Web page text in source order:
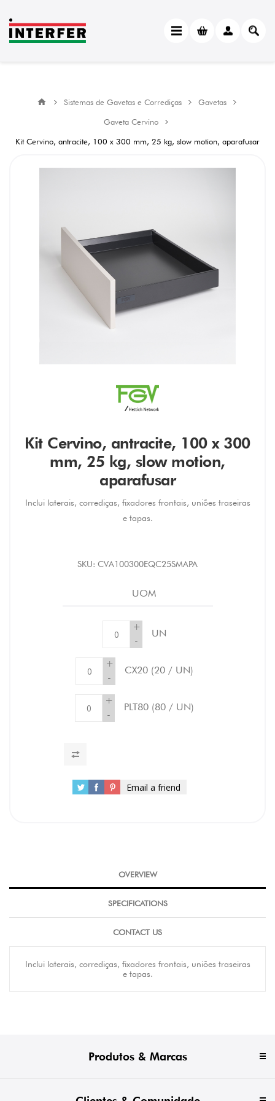
Sistemas de Gavetas e Corrediças
Gavetas
Gaveta Cervino
Kit Cervino, antracite, 100 x 300 mm, 25 kg, slow motion, aparafusar
Kit Cervino, antracite, 100 x 300
mm, 25 kg, slow motion,
aparafusar
Inclui laterais, corrediças, fixadores frontais, uniões traseiras
e tapas.
SKU: CVA100300EQC25SMAPA
UOM
+
-
UN
+
-
CX20 (20 / UN)
+
-
PLT80 (80 / UN)
Email a friend
OVERVIEW
SPECIFICATIONS
CONTACT US
Inclui laterais, corrediças, fixadores frontais, uniões traseiras
e tapas.
Produtos & Marcas